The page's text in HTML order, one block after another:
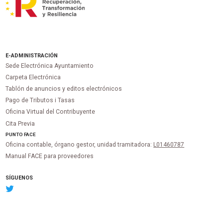
E-ADMINISTRACIÓN
Sede Electrónica Ayuntamiento
Carpeta Electrónica
Tablón de anuncios y editos electrónicos
Pago de Tributos i Tasas
Oficina Virtual del Contribuyente
Cita Previa
PUNTOFACE
Oficina contable, órgano gestor, unidad tramitadora: L01460787
Manual FACE para proveedores
SÍGUENOS